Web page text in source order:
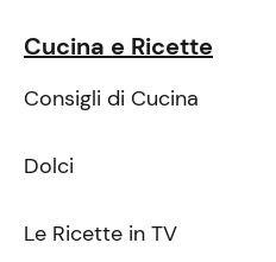
Cucina e Ricette
Consigli di Cucina
Dolci
Le Ricette in TV